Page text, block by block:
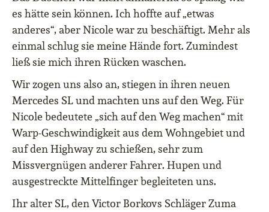
es hätte sein können. Ich hoffte auf „etwas
anderes“, aber Nicole war zu beschäftigt. Mehr als
einmal schlug sie meine Hände fort. Zumindest
ließ sie mich ihren Rücken waschen.
Wir zogen uns also an, stiegen in ihren neuen
Mercedes SL und machten uns auf den Weg. Für
Nicole bedeutete „sich auf den Weg machen“ mit
Warp-Geschwindigkeit aus dem Wohngebiet und
auf den Highway zu schießen, sehr zum
Missvergnügen anderer Fahrer. Hupen und
ausgestreckte Mittelfinger begleiteten uns.
Ihr alter SL, den Victor Borkovs Schläger Zuma